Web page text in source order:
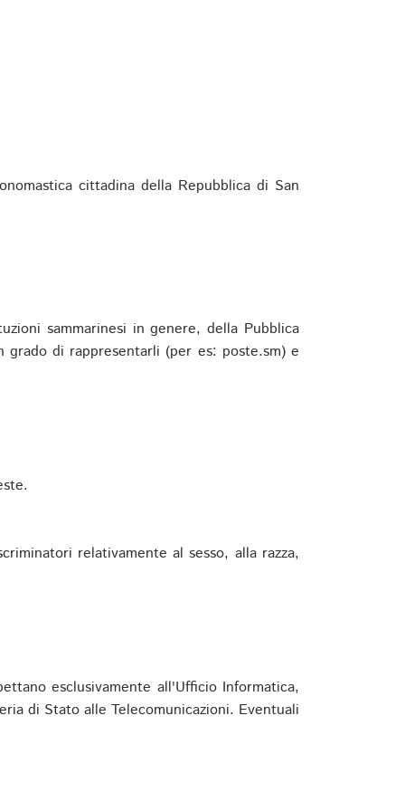
cittadina della Repubblica di San
sammarinesi in genere, della Pubblica
di rappresentarli (per es: poste.sm) e
relativamente al sesso, alla razza,
esclusivamente all'Ufficio Informatica,
di Stato alle Telecomunicazioni. Eventuali